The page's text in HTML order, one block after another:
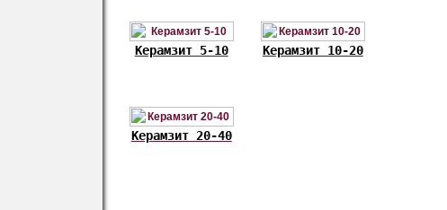
Керамзит 5-10 Керамзит 10-20
Керамзит 20-40